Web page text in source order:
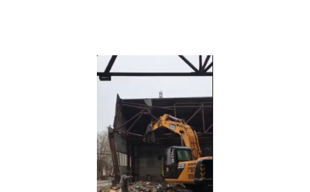
Видеоплеер